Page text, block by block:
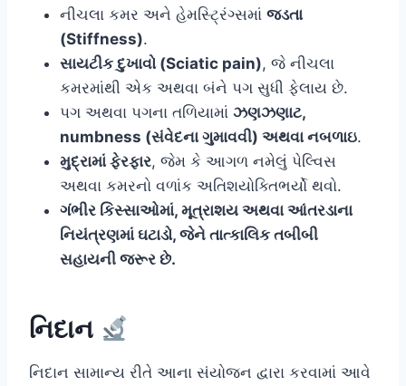
નીચલા કમર અને હેમસ્ટ્રિંગ્સમાં જડતા
(Stiffness).
સાયટીક દુખાવો (Sciatic pain), જે નીચલા
કમરમાંથી એક અથવા બંને પગ સુધી ફેલાય છે.
પગ અથવા પગના તળિયામાં ઝણઝણાટ,
numbness (સંવેદના ગુમાવવી) અથવા નબળાઇ.
મુદ્રામાં ફેરફાર, જેમ કે આગળ નમેલું પેલ્વિસ
અથવા કમરનો વળાંક અતિશયોક્તિભર્યો થવો.
ગંભીર કિસ્સાઓમાં, મૂત્રાશય અથવા આંતરડાના
નિયંત્રણમાં ઘટાડો, જેને તાત્કાલિક તબીબી
સહાયની જરૂર છે.
નિદાન
નિદાન સામાન્ય રીતે આના સંયોજન દ્વારા કરવામાં આવે